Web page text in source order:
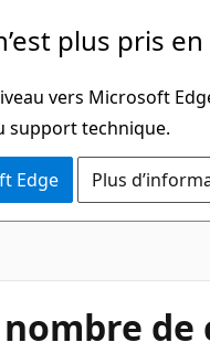
plus pris
vers Microsoft
support technique.
Edge Plus
de